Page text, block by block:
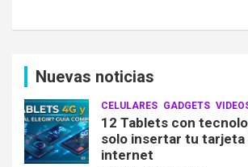
Nuevas noticias
CELULARES GADGETS
12 Tablets con
solo insertar tu tarjeta
internet